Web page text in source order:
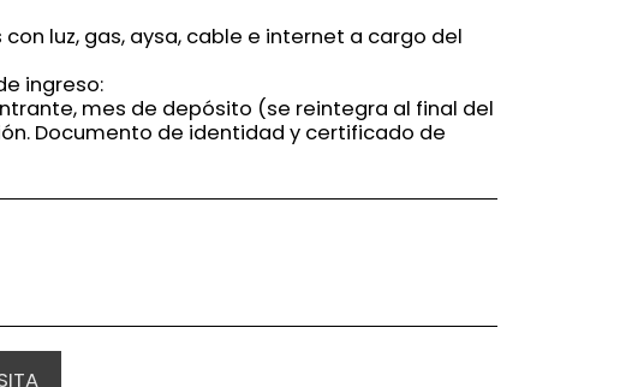
luz, gas, aysa, cable e internet a cargo del
ingreso:
mes de depósito (se reintegra al final del
Documento de identidad y certificado de